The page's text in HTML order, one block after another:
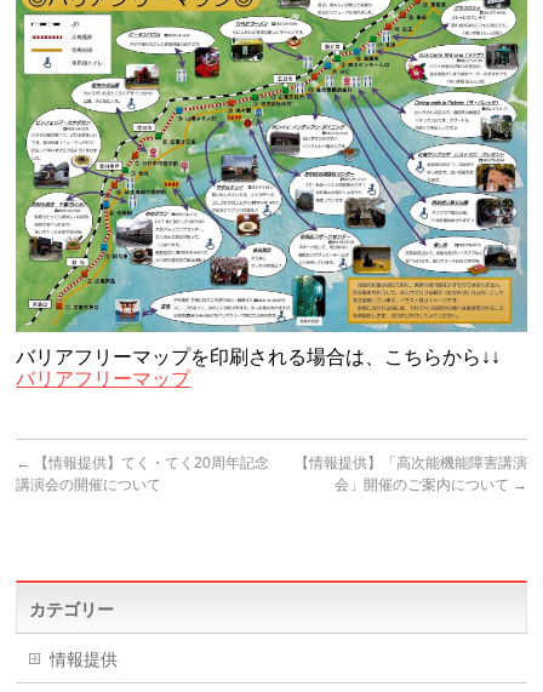
バリアフリーマップを印刷される場合は、こちらから↓↓
バリアフリーマップ
←
【情報提供】てく・てく20周年記念
講演会の開催について
【情報提供】「高次能機能障害講演
会」開催のご案内について →
カテゴリー
情報提供